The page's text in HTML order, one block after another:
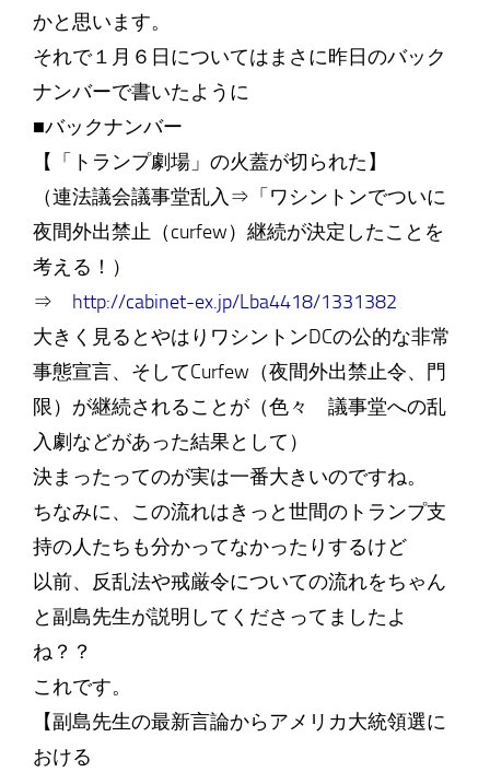
かと思います。
それで１月６日についてはまさに昨日のバック
ナンバーで書いたように
■バックナンバー
【「トランプ劇場」の火蓋が切られた】
（連法議会議事堂乱入⇒「ワシントンでついに
夜間外出禁止（curfew）継続が決定したことを
考える！）
⇒ http://cabinet-ex.jp/Lba4418/1331382
大きく見るとやはりワシントンDCの公的な非常
事態宣言、そしてCurfew（夜間外出禁止令、門
限）が継続されることが（色々 議事堂への乱
入劇などがあった結果として）
決まったってのが実は一番大きいのですね。
ちなみに、この流れはきっと世間のトランプ支
持の人たちも分かってなかったりするけど
以前、反乱法や戒厳令についての流れをちゃん
と副島先生が説明してくださってましたよ
ね？？
これです。
【副島先生の最新言論からアメリカ大統領選に
おける